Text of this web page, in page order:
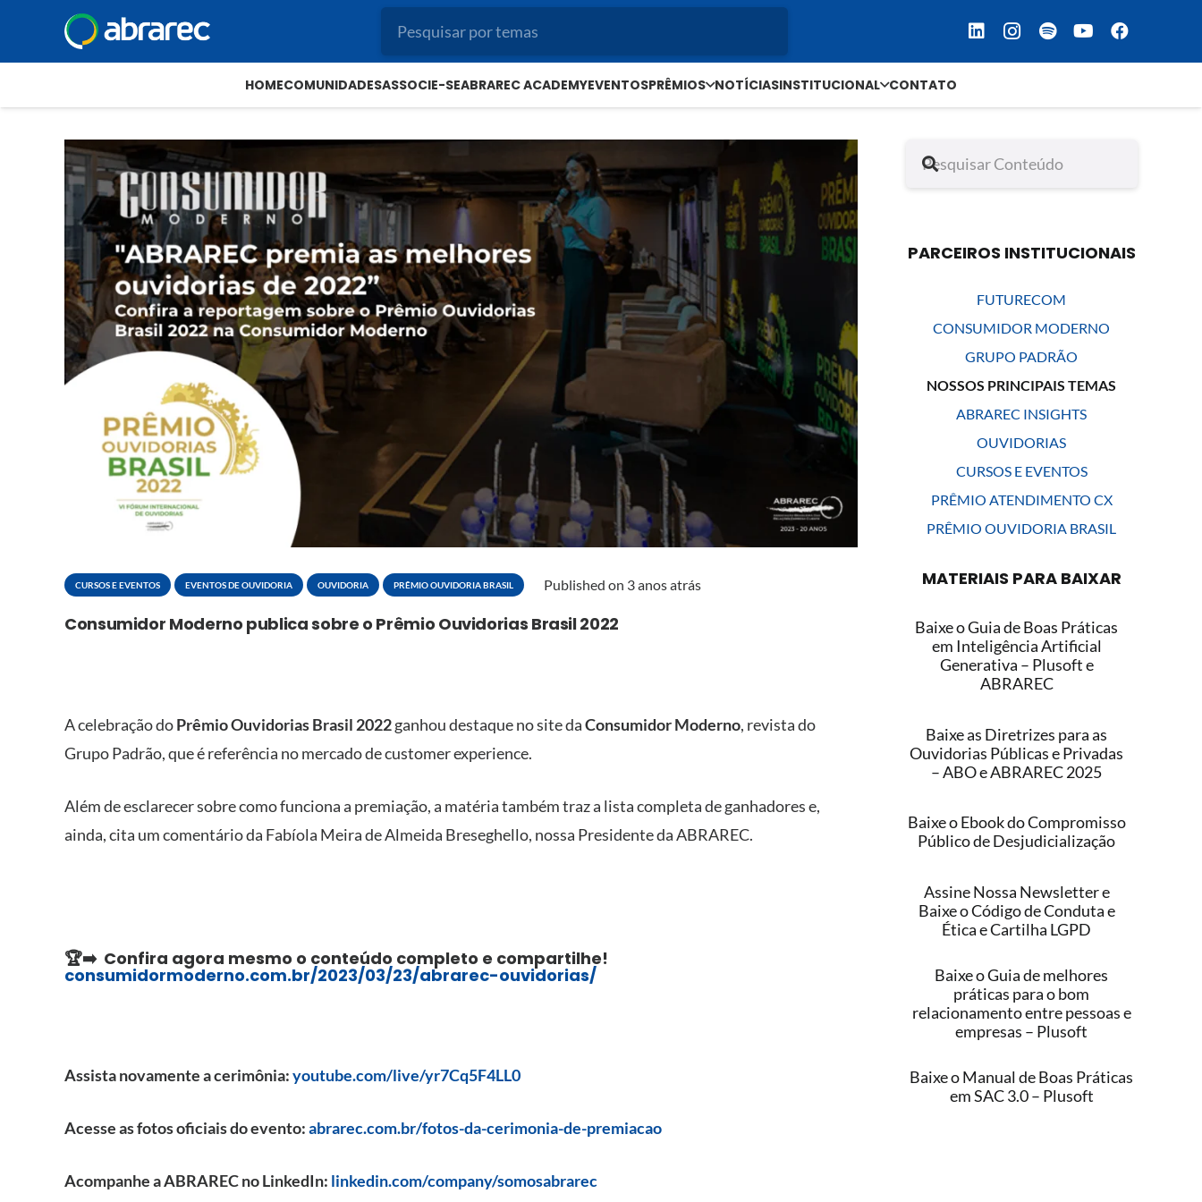
HOMECOMUNIDADESASSOCIE-SEABRAREC ACADEMYEVENTOSPRÊMIOS NOTÍCIASINSTITUCIONAL CONTATO
CURSOS E EVENTOS EVENTOS DE OUVIDORIA OUVIDORIA PRÊMIO OUVIDORIA BRASIL Published on 3 anos atrás
Consumidor Moderno publica sobre o Prêmio Ouvidorias Brasil 2022
A celebração doPrêmio Ouvidorias Brasil 2022ganhou destaque no site daConsumidor Moderno, revista do
Grupo Padrão, que é referência no mercado de customer experience.
Além de esclarecer sobre como funciona a premiação, a matéria também traz a lista completa de ganhadores e,
ainda, cita um comentário da Fabíola Meira de Almeida Breseghello, nossa Presidente da ABRAREC.
🏆➡️ Confira agora mesmo o conteúdo completo e compartilhe!
consumidormoderno.com.br/2023/03/23/abrarec-ouvidorias/
Assista novamente a cerimônia:youtube.com/live/yr7Cq5F4LL0
Acesse as fotos oficiais do evento:abrarec.com.br/fotos-da-cerimonia-de-premiacao
Acompanhe a ABRAREC no LinkedIn: linkedin.com/company/somosabrarec
PARCEIROS INSTITUCIONAIS
FUTURECOM
CONSUMIDOR MODERNO
GRUPO PADRÃO
NOSSOS PRINCIPAIS TEMAS
ABRAREC INSIGHTS
OUVIDORIAS
CURSOS E EVENTOS
PRÊMIO ATENDIMENTO CX
PRÊMIO OUVIDORIA BRASIL
MATERIAIS PARA BAIXAR
Baixe o Guia de Boas Práticas
em Inteligência Artificial
Generativa – Plusoft e
ABRAREC
Baixe as Diretrizes para as
Ouvidorias Públicas e Privadas
– ABO e ABRAREC 2025
Baixe o Ebook do Compromisso
Público de Desjudicialização
Assine Nossa Newsletter e
Baixe o Código de Conduta e
Ética e Cartilha LGPD
Baixe o Guia de melhores
práticas para o bom
relacionamento entre pessoas e
empresas – Plusoft
Baixe o Manual de Boas Práticas
em SAC 3.0 – Plusoft